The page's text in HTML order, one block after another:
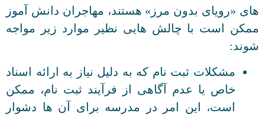
های «رویای بدون مرز» هستند، مهاجران دانش آموز
ممکن است با چالش هایی نظیر موارد زیر مواجه
شوند:
مشکلات ثبت نام که به دلیل نیاز به ارائه اسناد
خاص یا عدم آگاهی از فرآیند ثبت نام، ممکن
است، این امر در مدرسه برای آن ها دشوار